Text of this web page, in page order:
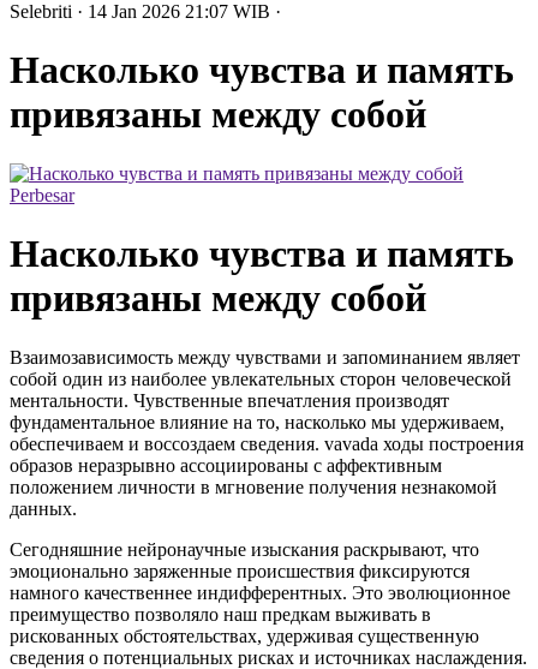
Selebriti · 14 Jan 2026 21:07 WIB ·
Насколько чувства и память
привязаны между собой
Perbesar
Насколько чувства и память
привязаны между собой
Взаимозависимость между чувствами и запоминанием являет
собой один из наиболее увлекательных сторон человеческой
ментальности. Чувственные впечатления производят
фундаментальное влияние на то, насколько мы удерживаем,
обеспечиваем и воссоздаем сведения. vavada ходы построения
образов неразрывно ассоциированы с аффективным
положением личности в мгновение получения незнакомой
данных.
Сегодняшние нейронаучные изыскания раскрывают, что
эмоционально заряженные происшествия фиксируются
намного качественнее индифферентных. Это эволюционное
преимущество позволяло наш предкам выживать в
рискованных обстоятельствах, удерживая существенную
сведения о потенциальных рисках и источниках наслаждения.